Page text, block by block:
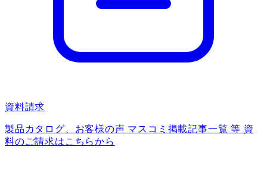
資料請求
製品カタログ、お客様の声 マスコミ掲載記事一覧 等 資
料のご請求はこちらから